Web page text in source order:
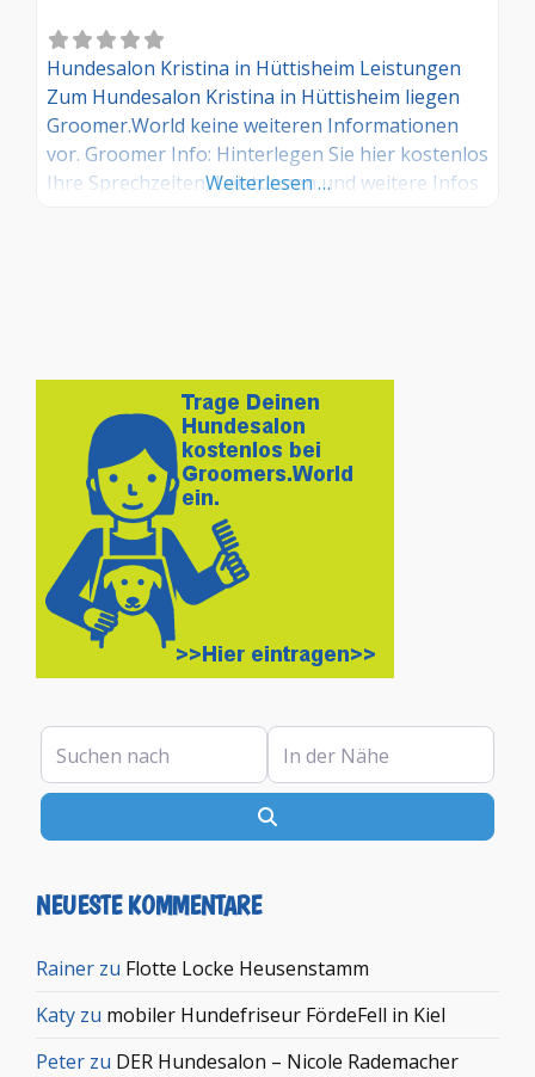
Hundesalon Kristina in Hüttisheim Leistungen
Zum Hundesalon Kristina in Hüttisheim liegen
Groomer.World keine weiteren Informationen
vor. Groomer Info: Hinterlegen Sie hier kostenlos
Ihre Sprechzeiten, Leistungen und weitere Infos
Weiterlesen …
Suchen nach In der Nähe
NEUESTE KOMMENTARE
Rainer zu Flotte Locke Heusenstamm
Katy zu mobiler Hundefriseur FördeFell in Kiel
Peter zu DER Hundesalon – Nicole Rademacher